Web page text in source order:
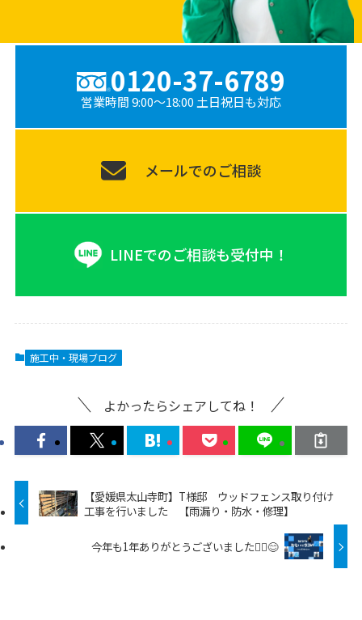
0120-37-6789
営業時間 9:00〜18:00 土日祝日も対応
メールでのご相談
LINEでのご相談も受付中！
施工中・現場ブログ
よかったらシェアしてね！
【愛媛県太山寺町】T様邸 ウッドフェンス取り付け
工事を行いました 【雨漏り・防水・修理】
今年も1年ありがとうございました🙇‍♀️😊